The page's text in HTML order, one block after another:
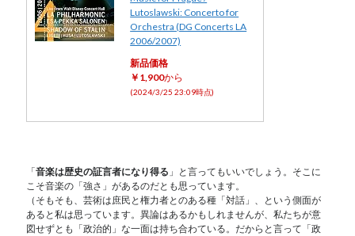
Lutoslawski: Concerto for
Orchestra (DG Concerts LA
2006/2007)
新品価格
￥1,900から
(2024/3/25 23:09時点)
「音楽は歴史の証言者になり得る 」と言ってもいいでしょう。そこに
こそ音楽の「強さ」があるのだとも思っています。
（そもそも、芸術は庶民と権力者とのある種「対話」、という側面が
あると私は思っています。異論はあるかもしれませんが、私たちが意
図せずとも「政治的」な一面は持ち合わている。だからと言って「政